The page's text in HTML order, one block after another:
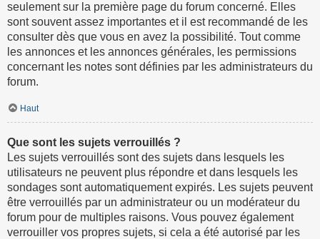
seulement sur la première page du forum concerné. Elles
sont souvent assez importantes et il est recommandé de les
consulter dès que vous en avez la possibilité. Tout comme
les annonces et les annonces générales, les permissions
concernant les notes sont définies par les administrateurs du
forum.
Haut
Que sont les sujets verrouillés ?
Les sujets verrouillés sont des sujets dans lesquels les
utilisateurs ne peuvent plus répondre et dans lesquels les
sondages sont automatiquement expirés. Les sujets peuvent
être verrouillés par un administrateur ou un modérateur du
forum pour de multiples raisons. Vous pouvez également
verrouiller vos propres sujets, si cela a été autorisé par les